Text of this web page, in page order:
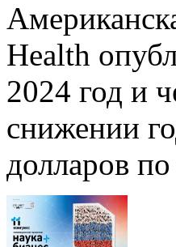
Health
2024 год и
снижении
долларов